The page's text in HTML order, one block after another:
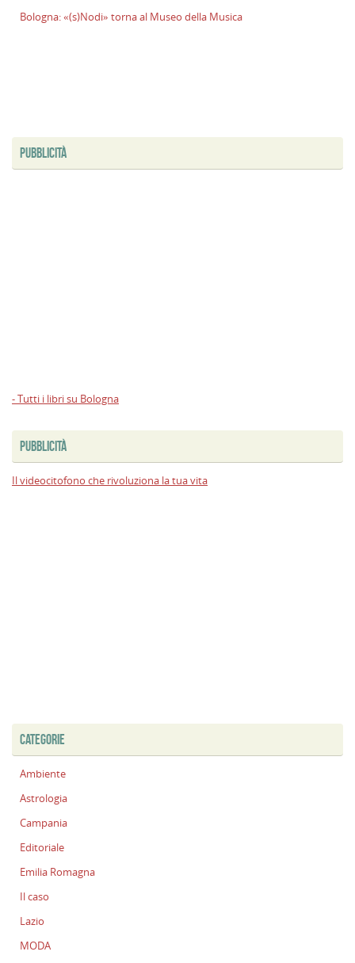
Bologna: «(s)Nodi» torna al Museo della Musica
PUBBLICITÀ
- Tutti i libri su Bologna
PUBBLICITÀ
Il videocitofono che rivoluziona la tua vita
CATEGORIE
Ambiente
Astrologia
Campania
Editoriale
Emilia Romagna
Il caso
Lazio
MODA